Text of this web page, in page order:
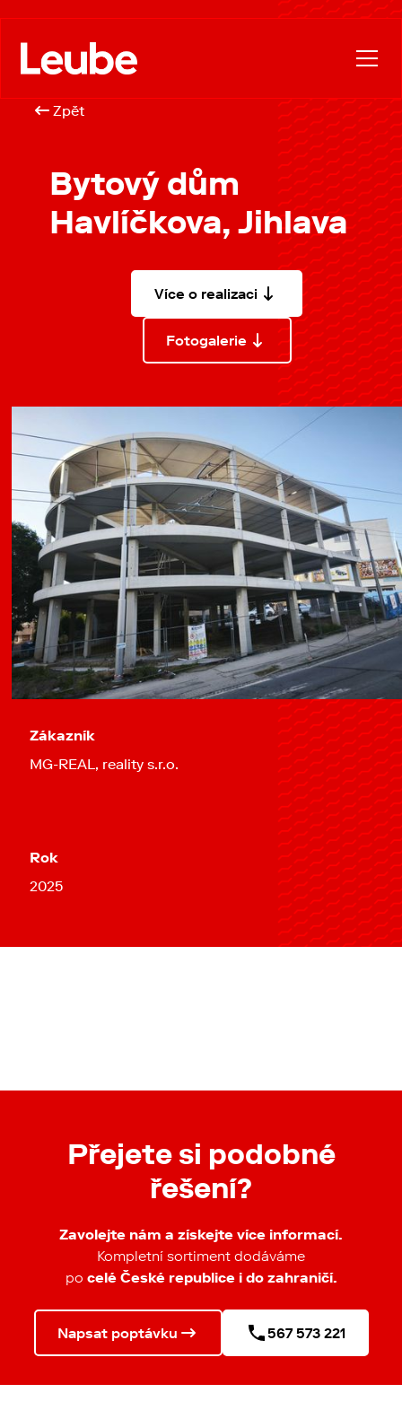
Zpět
Bytový dům
Havlíčkova, Jihlava
Více o realizaci
Fotogalerie
Zákazník
MG-REAL, reality s.r.o.
Rok
2025
Přejete si podobné
řešení?
Zavolejte nám a získejte více informací.
Kompletní sortiment dodáváme
po celé České republice i do zahraničí.
Napsat poptávku 567 573 221